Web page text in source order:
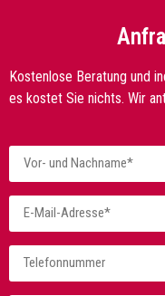
Kostenlose Beratung und
es kostet Sie nichts. Wir